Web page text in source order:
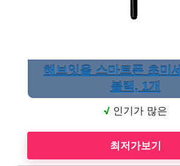
해브잇올 스마트폰 초미
블랙, 1개
√ 인기가 많은
최저가보기